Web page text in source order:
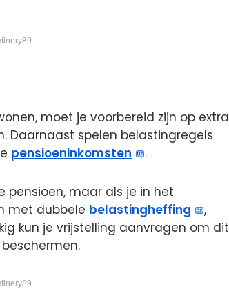
moet je voorbereid zijn op extra
Daarnaast spelen belastingregels
pensioeninkomsten .
pensioen, maar als je in het
met dubbele belastingheffing
,
kun je vrijstelling aanvragen om dit